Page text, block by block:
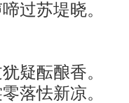
过苏堤晓。
疑酝酿香。
落怯新凉。